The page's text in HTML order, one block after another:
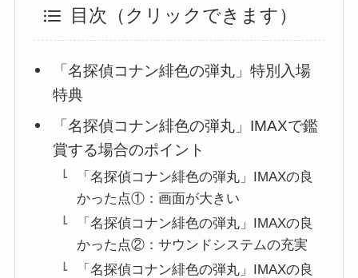
目次（クリックできます）
「名探偵コナン緋色の弾丸」特別入場
特典
「名探偵コナン緋色の弾丸」IMAXで鑑
賞する場合のポイント
「名探偵コナン緋色の弾丸」IMAXの良
かった点①：画面が大きい
「名探偵コナン緋色の弾丸」IMAXの良
かった点②：サウンドシステムの充実
「名探偵コナン緋色の弾丸」IMAXの良